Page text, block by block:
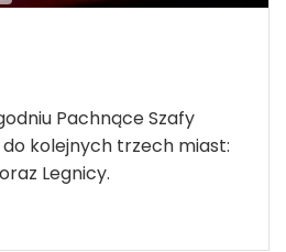
Pachnące Szafy
kolejnych trzech miast:
Legnicy.